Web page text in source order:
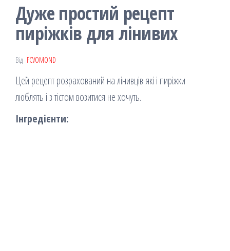
Дуже простий рецепт
пиріжків для лінивих
Від FCVOMOND
Цей рецепт розрахований на лінивців які і пиріжки
люблять і з тістом возитися не хочуть.
Інгредієнти: